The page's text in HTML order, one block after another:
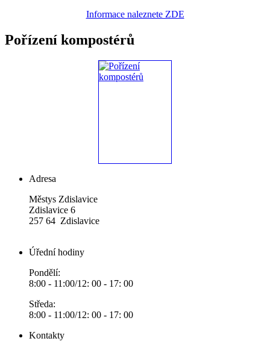
Informace naleznete ZDE
Pořízení kompostérů
Adresa
Městys Zdislavice
Zdislavice 6
257 64 Zdislavice
Úřední hodiny
Pondělí:
8:00 - 11:00/12: 00 - 17: 00
Středa:
8:00 - 11:00/12: 00 - 17: 00
Kontakty